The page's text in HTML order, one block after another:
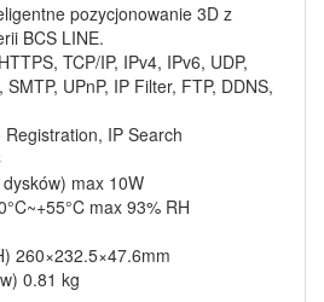
pozycjonowanie 3D z
BCS LINE.
TCP/IP, IPv4, IPv6, UDP,
SMTP, UPnP, IP Filter, FTP, DDNS,
Registration, IP Search
max 10W
max 93% RH
260×232.5×47.6mm
0.81 kg